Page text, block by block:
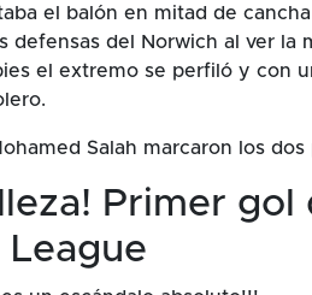
el balón en mitad de
defensas del Norwich al ver la
el extremo se perfiló y con
Salah marcaron los
Primer gol
League